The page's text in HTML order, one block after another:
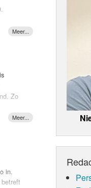
open
1981) ,
wie
Zo
in.